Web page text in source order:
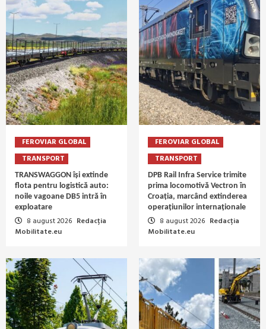
FEROVIAR GLOBAL
TRANSPORT
TRANSWAGGON își extinde
flota pentru logistică auto:
noile vagoane DB5 intră în
exploatare
8 august 2026 Redacția
Mobilitate.eu
FEROVIAR GLOBAL
TRANSPORT
DPB Rail Infra Service trimite
prima locomotivă Vectron în
Croația, marcând extinderea
operațiunilor internaționale
8 august 2026 Redacția
Mobilitate.eu